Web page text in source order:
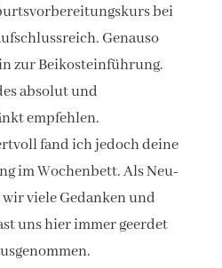
bei
Genauso
zur Beikosteinführung.
absolut und
empfehlen.
fand ich jedoch deine
im Wochenbett. Als Neu-
viele Gedanken und
uns hier immer geerdet